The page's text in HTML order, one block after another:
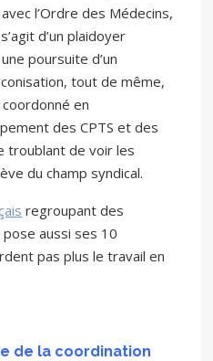
l’Ordre des Médecins,
d’un plaidoyer
poursuite d’un
tout de même,
en
des CPTS et des
troublant de voir les
du champ syndical.
regroupant des
aussi ses 10
pas plus le travail en
de la coordination